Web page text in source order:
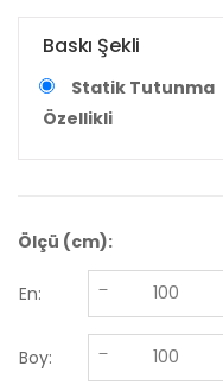
Baskı Şekli
Statik Tutunma
Özellikli
Ölçü (cm):
En:
Boy: